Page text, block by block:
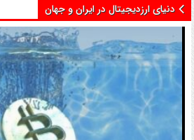
دنیای ارزدیجیتال در ایران و جهان